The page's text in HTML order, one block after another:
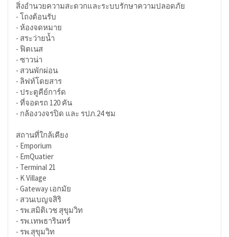
สิ่งอำนวยความสะดวกและระบบรักษาความปลอดภัย
- โถงต้อนรับ
- ห้องจดหมาย
- สระว่ายน้ำ
- ฟิตเนส
- ซาวน่า
- สวนพักผ่อน
- ลิฟท์โดยสาร
- ประตูคีย์การ์ด
- ที่จอดรถ 120 คัน
- กล้องวงจรปิด และ รปภ.24 ชม
สถานที่ใกล้เคียง
- Emporium
- EmQuatier
- Terminal 21
- K Village
- Gateway เอกมัย
- สวนเบญจสิริ
- รพ.สมิติเวช สุขุมวิท
- รพ.เทพธารินทร์
- รพ.สุขุมวิท